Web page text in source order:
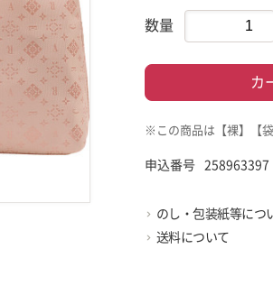
数量
カ
※この商品は【裸】【
申込番号 258963397
のし・包装紙等につ
送料について